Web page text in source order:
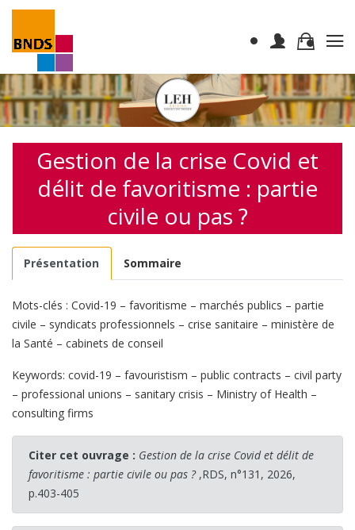
Gestion de la crise Covid et
délit de favoritisme : partie
civile ou pas ?
Présentation Sommaire
Mots-clés : Covid-19 – favoritisme – marchés publics – partie
civile – syndicats professionnels – crise sanitaire – ministère de
la Santé – cabinets de conseil
Keywords: covid-19 – favouristism – public contracts – civil party
– professional unions – sanitary crisis – Ministry of Health –
consulting firms
Citer cet ouvrage : Gestion de la crise Covid et délit de
favoritisme : partie civile ou pas ?,RDS, n°131, 2026,
p.403-405